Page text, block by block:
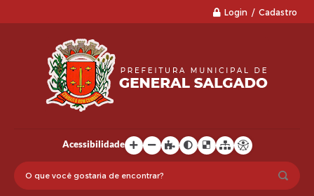
Login / Cadastro
Acessibilidade